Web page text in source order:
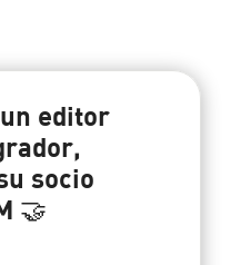
editor
socio
🤝